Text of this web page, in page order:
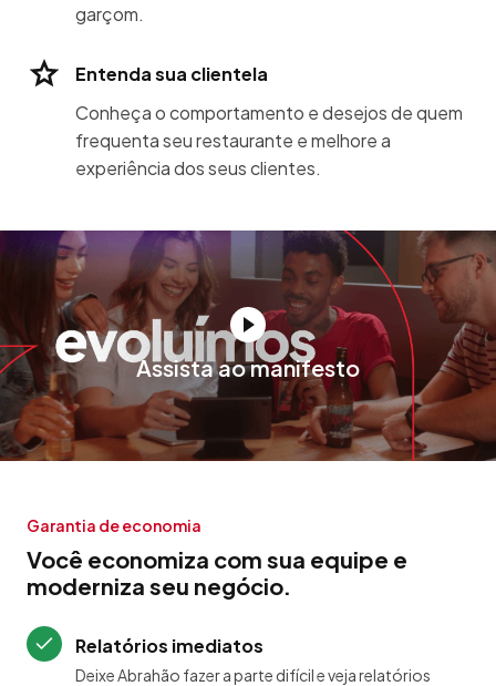
garçom.
Entenda sua clientela
Conheça o comportamento e desejos de quem
frequenta seu restaurante e melhore a
experiência dos seus clientes.
Assista ao manifesto
Garantia de economia
Você economiza com sua equipe e
moderniza seu negócio.
Relatórios imediatos
Deixe Abrahão fazer a parte difícil e veja relatórios